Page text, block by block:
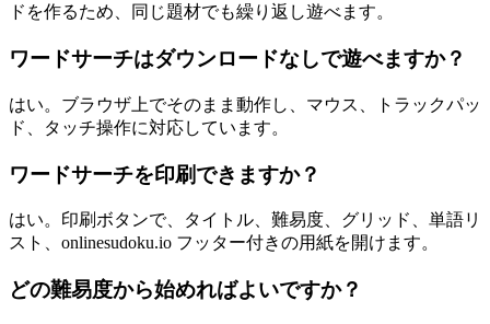
ドを作るため、同じ題材でも繰り返し遊べます。
ワードサーチはダウンロードなしで遊べますか？
はい。ブラウザ上でそのまま動作し、マウス、トラックパッ
ド、タッチ操作に対応しています。
ワードサーチを印刷できますか？
はい。印刷ボタンで、タイトル、難易度、グリッド、単語リ
スト、onlinesudoku.io フッター付きの用紙を開けます。
どの難易度から始めればよいですか？